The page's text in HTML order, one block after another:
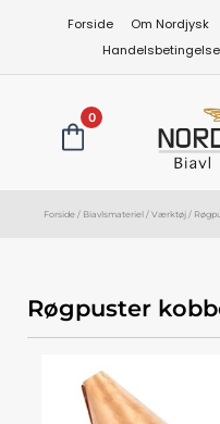
Forside Om Nordjysk
0
Forside / Biavlsmateriel / Værktøj /
Røgpuster